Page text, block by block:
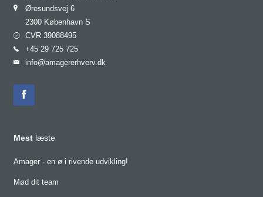
Øresundsvej 6
2300 København S
CVR 39088495
+45 29 725 725
info@amagererhverv.dk
Mest læste
Amager - en ø i rivende udvikling!
Mød dit team